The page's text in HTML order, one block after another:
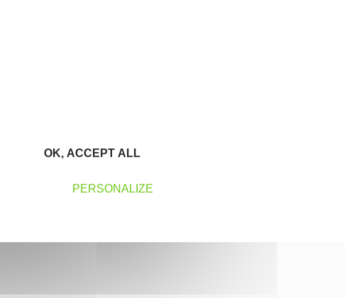
OK, ACCEPT ALL
PERSONALIZE